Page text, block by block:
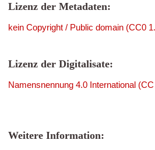
Lizenz der Metadaten:
kein Copyright / Public domain (CC0
Lizenz der Digitalisate:
Namensnennung 4.0 International
Weitere Information: